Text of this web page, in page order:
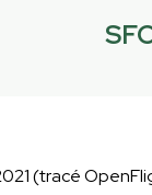
(tracé